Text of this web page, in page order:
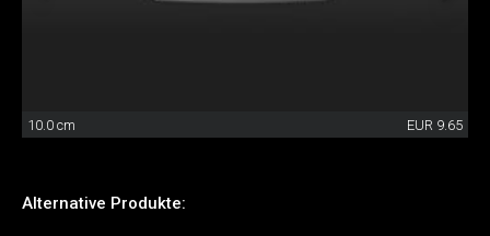
10.0 cm EUR 9.65
Alternative Produkte: